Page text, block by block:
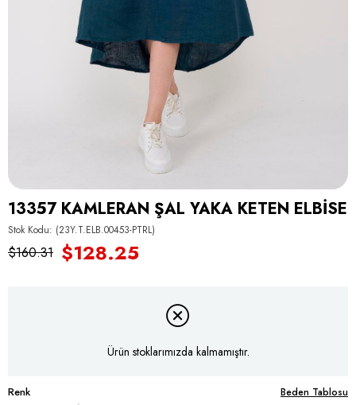
13357 KAMLERAN ŞAL YAKA KETEN ELBİSE
Stok Kodu (23Y.T.ELB.00453-PTRL)
$160.31 $128.25
Ürün stoklarımızda kalmamıştır.
Renk Beden Tablosu